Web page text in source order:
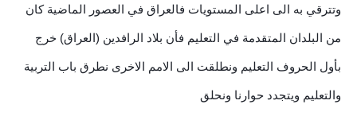
وتترقي به الى اعلى المستويات فالعراق في العصور الماضية كان
من البلدان المتقدمة في التعليم فأن بلاد الرافدين (العراق) خرج
بأول الحروف التعليم ونطلقت الى الامم الاخرى نطرق باب التربية
والتعليم ويتجدد حوارنا ونحلق